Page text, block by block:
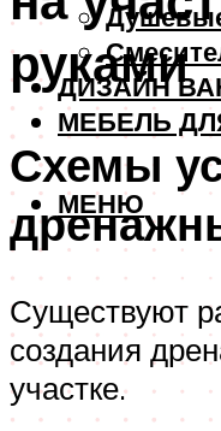
ДИЗАЙН
МЕБЕЛЬ
МЕНЮ
руками
Схемы
Существуют
создания
участке.